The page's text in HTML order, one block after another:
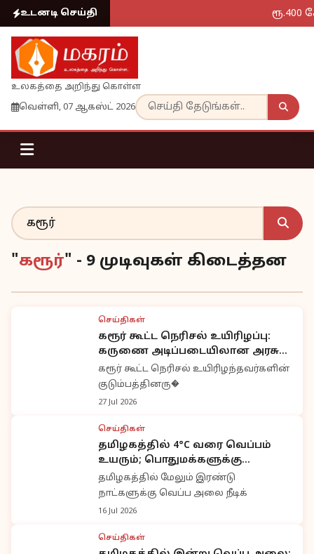
உடனடி செய்தி
உலகத்தை அறிந்து கொள்ள
வெள்ளி, 07 ஆகஸ்ட் 2026
"கரூர்" - 9 முடிவுகள் கிடைத்தன
செய்திகள்
கரூர் கூட்ட நெரிசல் உயிரிழப்பு:
கருணை அடிப்படையிலான அரசு
பணி நியமனத்தை ரத்து செய்த
உயர்நீதிமன்றம்
கரூர் கூட்ட நெரிசல் உயிரிழந்தவர்களின்
குடும்பத்தினரு�
27 Jul 2026
செய்திகள்
தமிழகத்தில் 4°C வரை வெப்பம்
உயரும்; பொதுமக்களுக்கு
வானிலை மையம் எச்சரிக்கை
தமிழகத்தில் மேலும் இரண்டு
நாட்களுக்கு வெப்ப அலை நீடிக்
16 Jul 2026
செய்திகள்